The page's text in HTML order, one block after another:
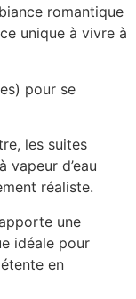
romantique
unique à vivre à
pour se
les suites
vapeur d’eau
réaliste.
une
idéale pour
en